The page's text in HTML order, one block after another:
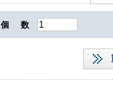
個 数